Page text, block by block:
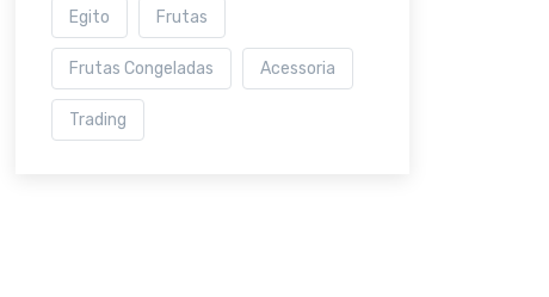
Egito Frutas
Frutas Congeladas Acessoria
Trading